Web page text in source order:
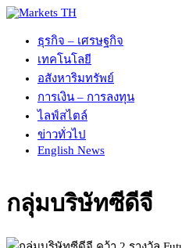
ธุรกิจ – เศรษฐกิจ
เทคโนโลยี
อสังหาริมทรัพย์
การเงิน – การลงทุน
ไลฟ์สไตล์
ข่าวทั่วไป
English News
กลุ่มบริษัทซีดีจี